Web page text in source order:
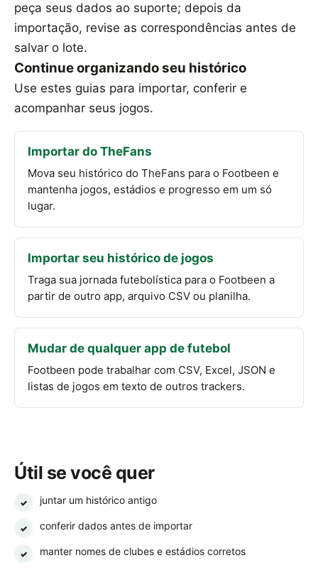
peça seus dados ao suporte; depois da
importação, revise as correspondências antes de
salvar o lote.
Continue organizando seu histórico
Use estes guias para importar, conferir e
acompanhar seus jogos.
Importar do TheFans
Mova seu histórico do TheFans para o Footbeen e
mantenha jogos, estádios e progresso em um só
lugar.
Importar seu histórico de jogos
Traga sua jornada futebolística para o Footbeen a
partir de outro app, arquivo CSV ou planilha.
Mudar de qualquer app de futebol
Footbeen pode trabalhar com CSV, Excel, JSON e
listas de jogos em texto de outros trackers.
Útil se você quer
✓ juntar um histórico antigo
✓ conferir dados antes de importar
✓ manter nomes de clubes e estádios corretos